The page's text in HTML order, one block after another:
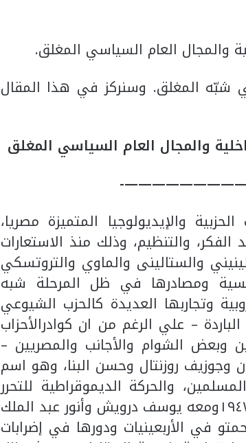
والمجال العام السياسي المغلق.
شبّه المغلق. وسنركز في هذا المقال
والمجال العام السياسي المغلق
والإيديولوجيا المتميزة مصريا،
والتنظيم، وذلك منذ الاستعارات
والستالينى والماوي والتروتسكي
ومصادرها في ظل المرحلة شبه
وتجاربها العديدة كالحزب الشيوعي
– علي الرغم من ان كوادرالأحزاب
وبعض الشوام والأجانب والمصريين –
مثل أنطون مارون وجوزيف روزنتال وحسن البنا، وهو اسم
والحركة الديموقراطية للتحرر
الوطني ” حدتو” بقيادة هنري كورييل ١٩٤٣/ ١٩٤٧ومعه يوسف درويش وأنور عبد الملك
في الأربعينيات ودورها في إضرابات